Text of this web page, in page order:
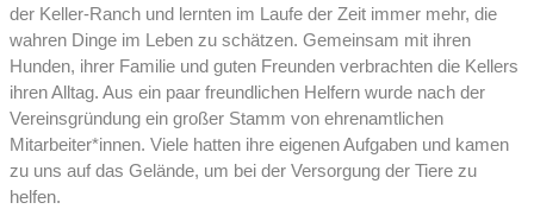
der Keller-Ranch und lernten im Laufe der Zeit immer mehr, die
wahren Dinge im Leben zu schätzen. Gemeinsam mit ihren
Hunden, ihrer Familie und guten Freunden verbrachten die Kellers
ihren Alltag. Aus ein paar freundlichen Helfern wurde nach der
Vereinsgründung ein großer Stamm von ehrenamtlichen
Mitarbeiter*innen. Viele hatten ihre eigenen Aufgaben und kamen
zu uns auf das Gelände, um bei der Versorgung der Tiere zu
helfen.